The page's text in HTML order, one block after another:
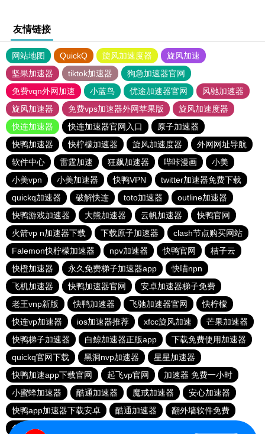
友情链接
网站地图 QuickQ 旋风加速度器
旋风加速
坚果加速器
tiktok加速器
狗急加速器官网
免费vqn外网加速
小蓝鸟 优途加速器官网
风驰加速器
旋风加速器
免费vps加速器外网苹果版
旋风加速度器
快连加速器
快连加速器官网入口
原子加速器
快鸭加速器
快柠檬加速器 旋风加速度器
外网网址导航
软件中心
雷霆加速 狂飙加速器 哔咔漫画
小美
小美vpn
小美加速器 快鸭VPN
twitter加速器免费下载
quickq加速器
破解快连 toto加速器
outline加速器
快鸭游戏加速器
大熊加速器 云帆加速器
快鸭官网
火箭vp n加速器下载
下载原子加速器
clash节点购买网站
Falemon快柠檬加速器
npv加速器 快鸭官网
桔子云
快橙加速器
永久免费梯子加速器app
快喵npn
飞机加速器
快鸭加速器官网
安卓加速器梯子免费
老王vnp新版
快鸭加速器 飞驰加速器官网
快柠檬
快连vp加速器
ios加速器推荐 xfcc旋风加速
芒果加速器
快鸭梯子加速器
白鲸加速器正版app
下载免费使用加速器
quickq官网下载
黑洞nvp加速器
星星加速器
快鸭加速app下载官网
起飞vp官网
加速器 免费一小时
小蜜蜂加速器
酷通加速器 魔戒加速器
安心加速器
快鸭app加速器下载安卓
酷通加速器
翻外墙软件免费
免费跨墙软件